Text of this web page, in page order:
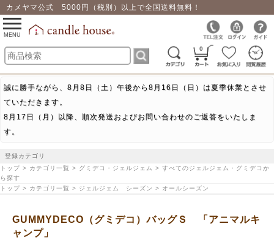
カメヤマ公式 5000円（税別）以上で全国送料無料！
0
toggle
navigation
MENU
誠に勝手ながら、8月8日（土）午後から8月16日（日）は夏季休業とさせ
ていただきます。
8月17日（月）以降、順次発送およびお問い合わせのご返答をいたしま
す。
登録カテゴリ
トップ > カテゴリ一覧 > グミデコ・ジェルジェム > すべてのジェルジェム・グミデコか
ら探す
トップ > カテゴリ一覧 > ジェルジェム シーズン > オールシーズン
GUMMYDECO（グミデコ）バッグＳ 「アニマルキ
ャンプ」